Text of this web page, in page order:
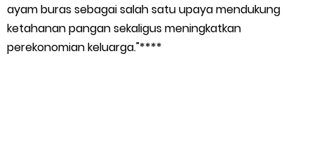
di RSUD Dorak, Tegaskan Komitmen Pelayanan Kesehatan
Humanis
ayam buras sebagai salah satu upaya mendukung
ketahanan pangan sekaligus meningkatkan
perekonomian keluarga."****